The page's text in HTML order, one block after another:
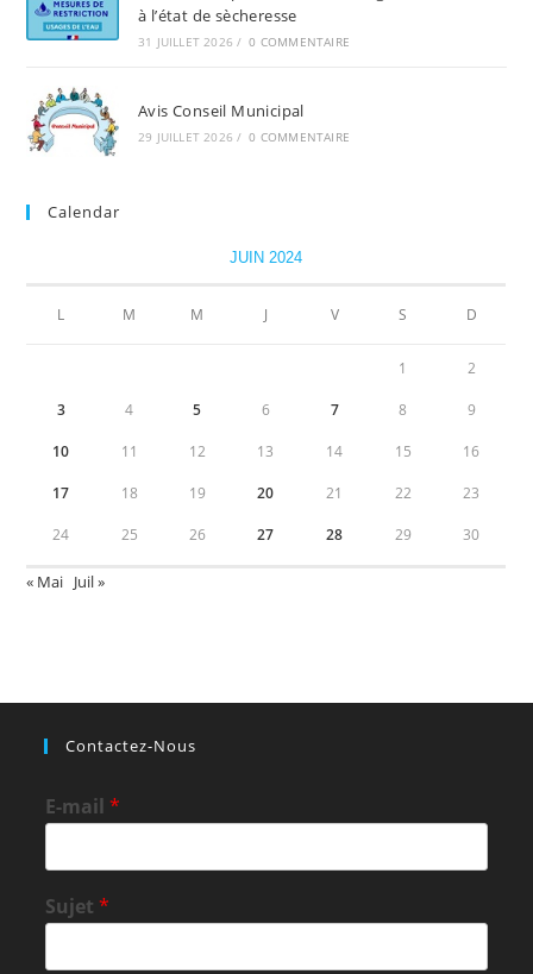
à l’état de sècheresse
31 JUILLET 2026 / 0 COMMENTAIRE
Avis Conseil Municipal
29 JUILLET 2026 / 0 COMMENTAIRE
Calendar
JUIN 2024
L M M J V S D
1 2
3 4 5 6 7 8 9
10 11 12 13 14 15 16
17 18 19 20 21 22 23
24 25 26 27 28 29 30
« Mai Juil »
Contactez-Nous
E-mail*
Sujet*